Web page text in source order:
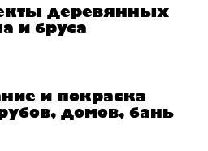
деревянных
и бруса
и покраска
домов, бань